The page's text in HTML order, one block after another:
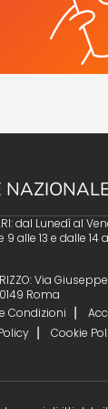
dal Lunedì al
9 alle 13 e dalle 14
Via
Roma
Condizioni
Cookie